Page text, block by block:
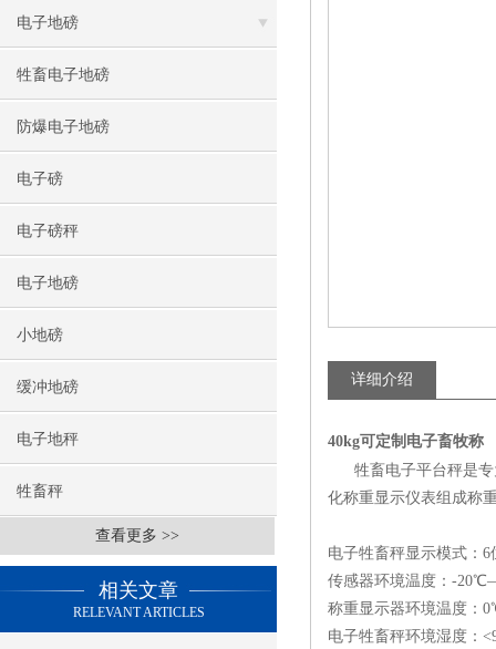
电子地磅
牲畜电子地磅
防爆电子地磅
电子磅
电子磅秤
电子地磅
小地磅
缓冲地磅
电子地秤
牲畜秤
查看更多 >>
相关文章
RELEVANT ARTICLES
详细介绍
40kg可定制电子畜牧称
牲畜电子平台秤是
化称重显示仪表组成称
电子牲畜秤显示模式：
传感器环境温度：-
称重显示器环境温度
电子牲畜秤环境湿度：